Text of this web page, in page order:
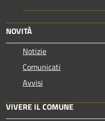
NOVITÀ
Notizie
Comunicati
Avvisi
VIVERE IL COMUNE